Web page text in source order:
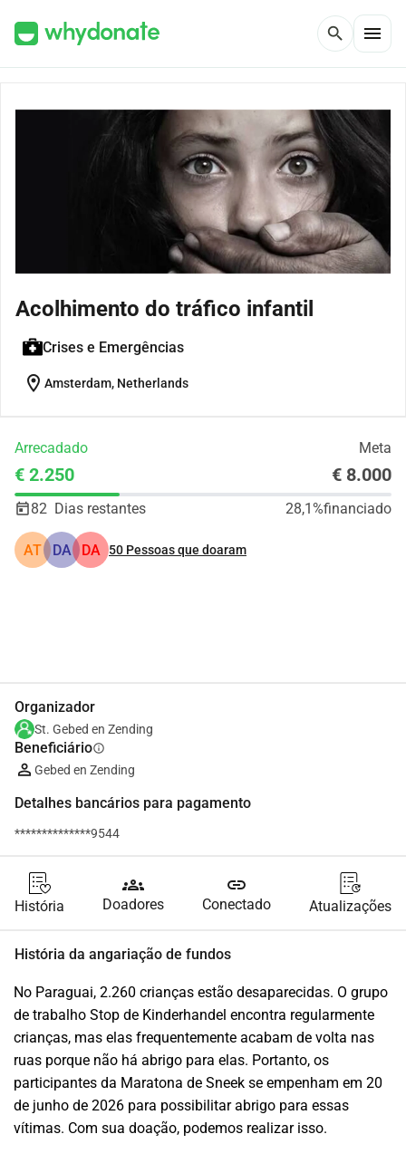
search menu
Acolhimento do tráfico infantil
Crises e Emergências
location_on Amsterdam, Netherlands
Arrecadado Meta
€ 2.250 € 8.000
82 Dias restantes 28,1%financiado
AT DA DA 50 Pessoas que doaram
Organizador
St. Gebed en Zending
Beneficiárioinfo
Gebed en Zending
Detalhes bancários para pagamento
**************9544
História
groups
Doadores
link
Conectado Atualizações
História da angariação de fundos
No Paraguai, 2.260 crianças estão desaparecidas. O grupo
de trabalho Stop de Kinderhandel encontra regularmente
crianças, mas elas frequentemente acabam de volta nas
ruas porque não há abrigo para elas. Portanto, os
participantes da Maratona de Sneek se empenham em 20
de junho de 2026 para possibilitar abrigo para essas
vítimas. Com sua doação, podemos realizar isso.